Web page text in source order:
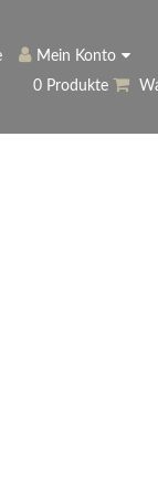
Mein Konto
Anmelden
0 Produkte